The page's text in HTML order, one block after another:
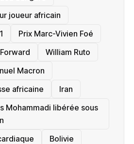
joueur africain
Prix Marc-Vivien Foé
William Ruto
Macron
africaine
‎Iran
Mohammadi libérée sous
‎Bolivie